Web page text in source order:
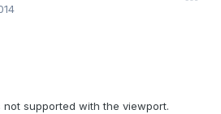
supported with the viewport.